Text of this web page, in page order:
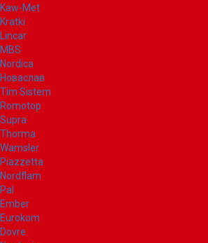
Kaw-Met
Kratki
Lincar
MBS
Nordica
Новаслав
Tim Sistem
Romotop
Supra
Thorma
Wamsler
Piazzetta
Nordflam
Pal
Ember
Eurokom
Dovre